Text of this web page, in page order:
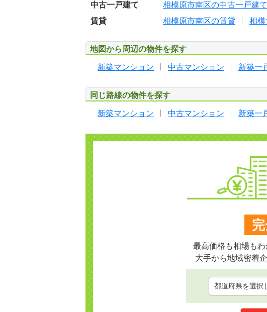
中古一戸建て
相模原市南区の中古一戸建て
賃貸
相模原市南区の賃貸 相
地図から周辺の物件を探す
新築マンション 中古マンション 新築一
同じ路線の物件を探す
新築マンション 中古マンション 新築一
最高価格も相場も
大手から地域密着企